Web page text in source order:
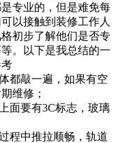
专业的，但是难免每
以接触到装修工作人
初步了解他们是否专
。以下是我总结的一
都敲一遍，如果有空
维修；
面要有3C标志，玻璃
程中推拉顺畅，轨道